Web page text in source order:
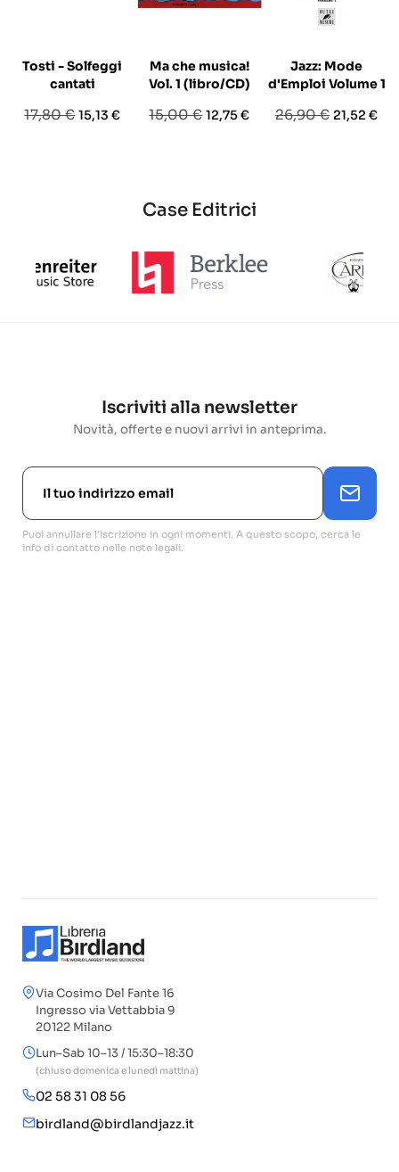
Tosti - Solfeggi
cantati
Prezzo
17,80 €Prezzo
15,13 €
Ma che musica!
Vol. 1 (libro/CD)
Prezzo
15,00 €Prezzo
12,75 €
Jazz: Mode
d'Emploi Volume 1
Prezzo
26,90 € Prezzo
21,52 €
Case Editrici
Iscriviti alla newsletter
Novità, offerte e nuovi arrivi in anteprima.
Puoi annullare l'iscrizione in ogni momenti. A questo scopo, cerca le
info di contatto nelle note legali.
Via Cosimo Del Fante 16
Ingresso via Vettabbia 9
20122 Milano
Lun–Sab 10–13 / 15:30–18:30
(chiuso domenica e lunedì mattina)
02 58 31 08 56
birdland@birdlandjazz.it